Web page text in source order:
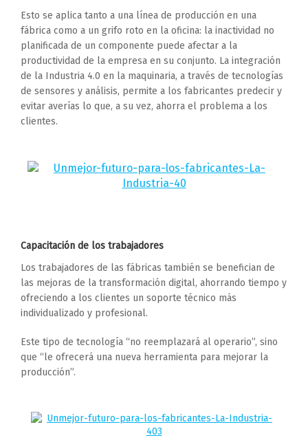
Esto se aplica tanto a una línea de producción en una
fábrica como a un grifo roto en la oficina: la inactividad no
planificada de un componente puede afectar a la
productividad de la empresa en su conjunto. La integración
de la Industria 4.0 en la maquinaria, a través de tecnologías
de sensores y análisis, permite a los fabricantes predecir y
evitar averías lo que, a su vez, ahorra el problema a los
clientes.
Capacitación de los trabajadores
Los trabajadores de las fábricas también se benefician de
las mejoras de la transformación digital, ahorrando tiempo y
ofreciendo a los clientes un soporte técnico más
individualizado y profesional.
Este tipo de tecnología “no reemplazará al operario”, sino
que “le ofrecerá una nueva herramienta para mejorar la
producción”.